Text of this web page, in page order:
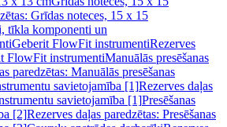
Grīdas noteces, 15 x 15
tīkla komponenti un
Geberit FlowFit instrumentiRezerves
FlowFit instrumentiManuālās presēšanas
paredzētas: Manuālās presēšanas
savietojamība [1]Rezerves daļas
savietojamība [1]Presēšanas
[2]Rezerves daļas paredzētas: Presēšanas